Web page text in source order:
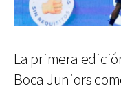
La primera
Boca Juniors